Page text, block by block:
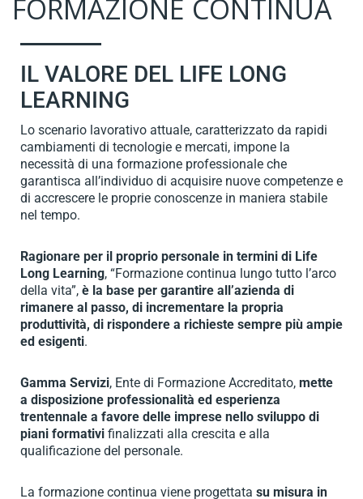
FORMAZIONE CONTINUA
IL VALORE DEL LIFE LONG
LEARNING
Lo scenario lavorativo attuale, caratterizzato da rapidi
cambiamenti di tecnologie e mercati, impone la
necessità di una formazione professionale che
garantisca all’individuo di acquisire nuove competenze e
di accrescere le proprie conoscenze in maniera stabile
nel tempo.
Ragionare per il proprio personale in termini di Life
Long Learning, “Formazione continua lungo tutto l’arco
della vita”, è la base per garantire all’azienda di
rimanere al passo, di incrementare la propria
produttività, di rispondere a richieste sempre più ampie
ed esigenti.
Gamma Servizi, Ente di Formazione Accreditato, mette
a disposizione professionalità ed esperienza
trentennale a favore delle imprese nello sviluppo di
piani formativi finalizzati alla crescita e alla
qualificazione del personale.
La formazione continua viene progettata su misura in